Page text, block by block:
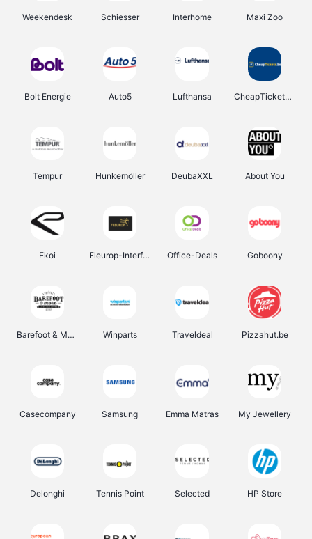
Weekendesk Schiesser Interhome Maxi Zoo
Bolt Energie Auto5 Lufthansa CheapTickets.be
Tempur Hunkemöller DeubaXXL About You
Ekoi Fleurop-Interflora Office-Deals Goboony
Barefoot & More Winparts Traveldeal Pizzahut.be
Casecompany Samsung Emma Matras My Jewellery
Delonghi Tennis Point Selected HP Store